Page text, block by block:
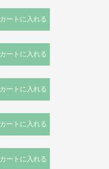
カートに入れる
カートに入れる
カートに入れる
カートに入れる
カートに入れる